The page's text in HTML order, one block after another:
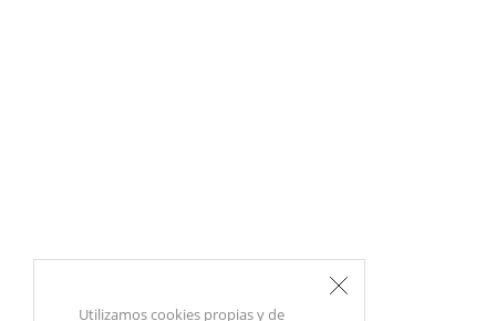
Utilizamos cookies propias y de